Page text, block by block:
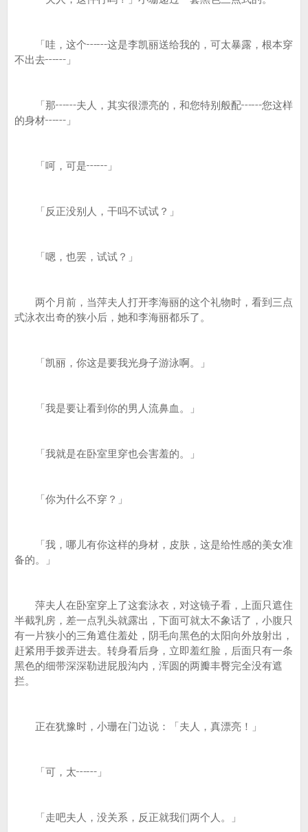
「哇，这个┅┅这是李凯丽送给我的，可太暴露，根本穿
不出去┅┅」
「那┅┅夫人，其实很漂亮的，和您特别般配┅┅您这样
的身材┅┅」
「呵，可是┅┅」
「反正没别人，干吗不试试？」
「嗯，也罢，试试？」
两个月前，当萍夫人打开李海丽的这个礼物时，看到三点
式泳衣出奇的狭小后，她和李海丽都乐了。
「凯丽，你这是要我光身子游泳啊。」
「我是要让看到你的男人流鼻血。」
「我就是在卧室里穿也会害羞的。」
「你为什么不穿？」
「我，哪儿有你这样的身材，皮肤，这是给性感的美女准
备的。」
萍夫人在卧室穿上了这套泳衣，对这镜子看，上面只遮住
半截乳房，差一点乳头就露出，下面可就太不象话了，小腹只
有一片狭小的三角遮住羞处，阴毛向黑色的太阳向外放射出，
赶紧用手拨弄进去。转身看后身，立即羞红脸，后面只有一条
黑色的细带深深勒进屁股沟内，浑圆的两瓣丰臀完全没有遮
拦。
正在犹豫时，小珊在门边说：「夫人，真漂亮！」
「可，太┅┅」
「走吧夫人，没关系，反正就我们两个人。」